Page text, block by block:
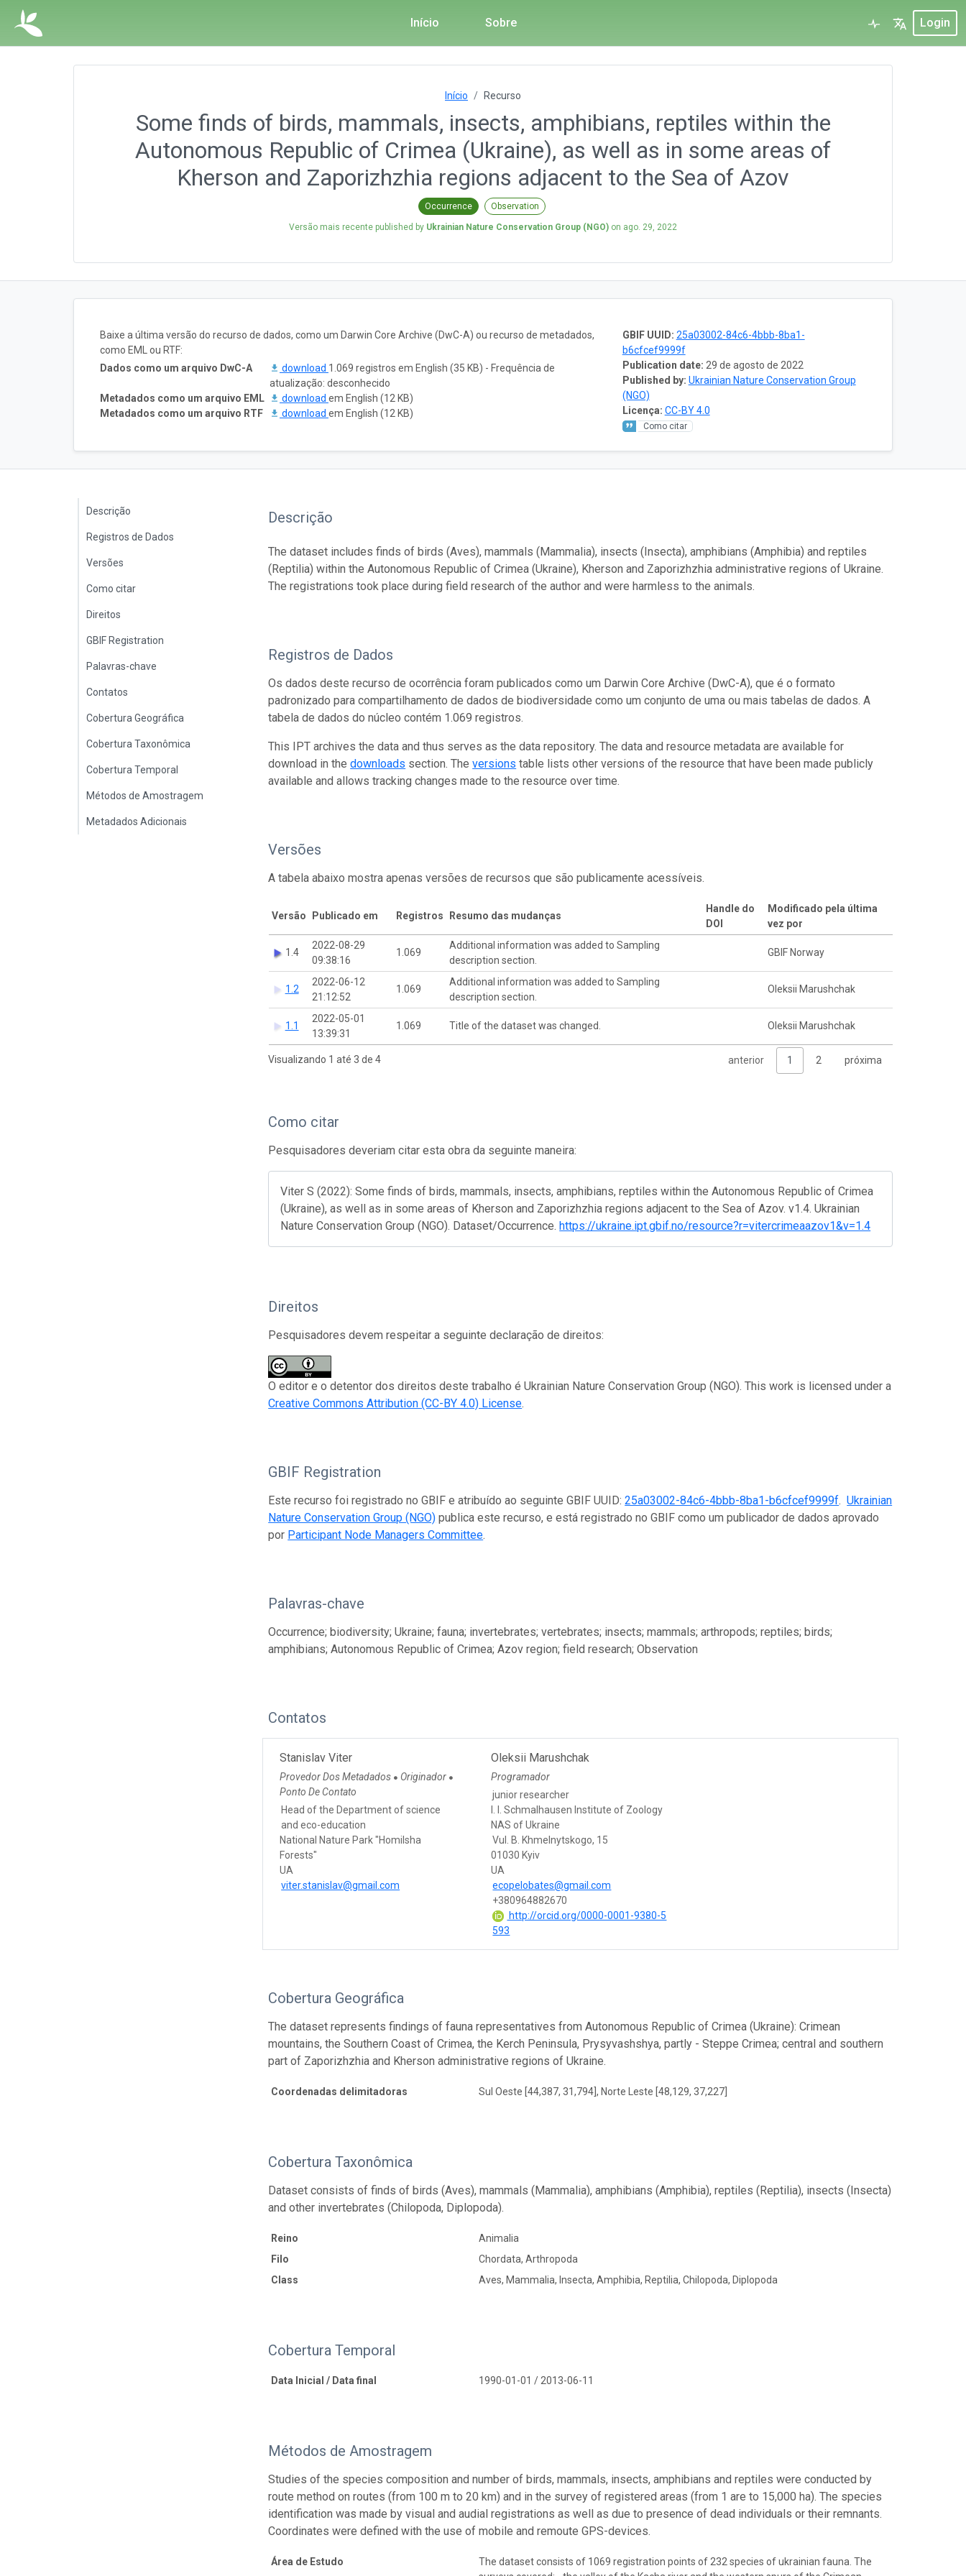
Início Sobre Login
Início Recurso
Some finds of birds, mammals, insects, amphibians, reptiles within the
Autonomous Republic of Crimea (Ukraine), as well as in some areas of
Kherson and Zaporizhzhia regions adjacent to the Sea of Azov
Occurrence Observation
Versão mais recente published by Ukrainian Nature Conservation Group (NGO) on ago. 29, 2022
GBIF UUID: 25a03002-84c6-4bbb-8ba1-
b6cfcef9999f
Publication date: 29 de agosto de 2022
Published by: Ukrainian Nature Conservation Group
(NGO)
Licença: CC-BY 4.0
Como citar
Baixe a última versão do recurso de dados, como um Darwin Core Archive (DwC-A) ou recurso de metadados,
como EML ou RTF:
Dados como um arquivo DwC-A
download 1.069 registros em English (35 KB) - Frequência de
atualização: desconhecido
Metadados como um arquivo EML
download em English (12 KB)
Metadados como um arquivo RTF
download em English (12 KB)
Descrição
Registros de Dados
Versões
Como citar
Direitos
GBIF Registration
Palavras-chave
Contatos
Cobertura Geográfica
Cobertura Taxonômica
Cobertura Temporal
Métodos de Amostragem
Metadados Adicionais
Descrição
The dataset includes finds of birds (Aves), mammals (Mammalia), insects (Insecta), amphibians (Amphibia) and reptiles
(Reptilia) within the Autonomous Republic of Crimea (Ukraine), Kherson and Zaporizhzhia administrative regions of Ukraine.
The registrations took place during field research of the author and were harmless to the animals.
Registros de Dados
Os dados deste recurso de ocorrência foram publicados como um Darwin Core Archive (DwC-A), que é o formato
padronizado para compartilhamento de dados de biodiversidade como um conjunto de uma ou mais tabelas de dados. A
tabela de dados do núcleo contém 1.069 registros.
This IPT archives the data and thus serves as the data repository. The data and resource metadata are available for
download in thedownloads section. Theversions table lists other versions of the resource that have been made publicly
available and allows tracking changes made to the resource over time.
Versões
A tabela abaixo mostra apenas versões de recursos que são publicamente acessíveis.
Versão Publicado em Registros Resumo das mudanças
Handle do
DOI
Modificado pela última
vez por
1.4
2022-08-29
09:38:16
1.069
Additional information was added to Sampling
description section.
GBIF Norway
1.2
2022-06-12
21:12:52
1.069
Additional information was added to Sampling
description section.
Oleksii Marushchak
1.1
2022-05-01
13:39:31
1.069 Title of the dataset was changed. Oleksii Marushchak
Visualizando 1 até 3 de 4 anterior 1 2 próxima
Como citar
Pesquisadores deveriam citar esta obra da seguinte maneira:
Viter S (2022): Some finds of birds, mammals, insects, amphibians, reptiles within the Autonomous Republic of Crimea
(Ukraine), as well as in some areas of Kherson and Zaporizhzhia regions adjacent to the Sea of Azov. v1.4. Ukrainian
Nature Conservation Group (NGO). Dataset/Occurrence. https://ukraine.ipt.gbif.no/resource?r=vitercrimeaazov1&v=1.4
Direitos
Pesquisadores devem respeitar a seguinte declaração de direitos:
O editor e o detentor dos direitos deste trabalho é Ukrainian Nature Conservation Group (NGO). This work is licensed under a
Creative Commons Attribution (CC-BY 4.0) License.
GBIF Registration
Este recurso foi registrado no GBIF e atribuído ao seguinte GBIF UUID:25a03002-84c6-4bbb-8ba1-b6cfcef9999f.Ukrainian
Nature Conservation Group (NGO) publica este recurso, e está registrado no GBIF como um publicador de dados aprovado
por Participant Node Managers Committee.
Palavras-chave
Occurrence; biodiversity; Ukraine; fauna; invertebrates; vertebrates; insects; mammals; arthropods; reptiles; birds;
amphibians; Autonomous Republic of Crimea; Azov region; field research; Observation
Contatos
Stanislav Viter
Provedor Dos Metadados ● Originador ●
Ponto De Contato
Head of the Department of science
and eco-education
National Nature Park "Homilsha
Forests"
UA
viter.stanislav@gmail.com
Oleksii Marushchak
Programador
junior researcher
I. I. Schmalhausen Institute of Zoology
NAS of Ukraine
Vul. B. Khmelnytskogo, 15
01030 Kyiv
UA
ecopelobates@gmail.com
+380964882670
http://orcid.org/0000-0001-9380-5
593
Cobertura Geográfica
The dataset represents findings of fauna representatives from Autonomous Republic of Crimea (Ukraine): Crimean
mountains, the Southern Coast of Crimea, the Kerch Peninsula, Prysyvashshya, partly - Steppe Crimea; central and southern
part of Zaporizhzhia and Kherson administrative regions of Ukraine.
Coordenadas delimitadoras Sul Oeste [44,387, 31,794], Norte Leste [48,129, 37,227]
Cobertura Taxonômica
Dataset consists of finds of birds (Aves), mammals (Mammalia), amphibians (Amphibia), reptiles (Reptilia), insects (Insecta)
and other invertebrates (Chilopoda, Diplopoda).
Reino
Animalia
Filo
Chordata, Arthropoda
Class
Aves, Mammalia, Insecta, Amphibia, Reptilia, Chilopoda, Diplopoda
Cobertura Temporal
Data Inicial / Data final 1990-01-01 / 2013-06-11
Métodos de Amostragem
Studies of the species composition and number of birds, mammals, insects, amphibians and reptiles were conducted by
route method on routes (from 100 m to 20 km) and in the survey of registered areas (from 1 are to 15,000 ha). The species
identification was made by visual and audial registrations as well as due to presence of dead individuals or their remnants.
Coordinates were defined with the use of mobile and remoute GPS-devices.
Área de Estudo
The dataset consists of 1069 registration points of 232 species of ukrainian fauna. The